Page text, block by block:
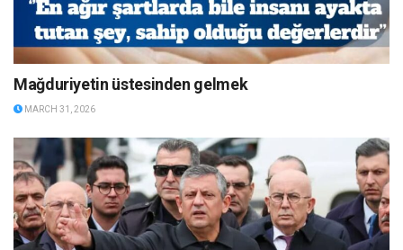
Mağduriyetin üstesinden gelmek
MARCH 31, 2026